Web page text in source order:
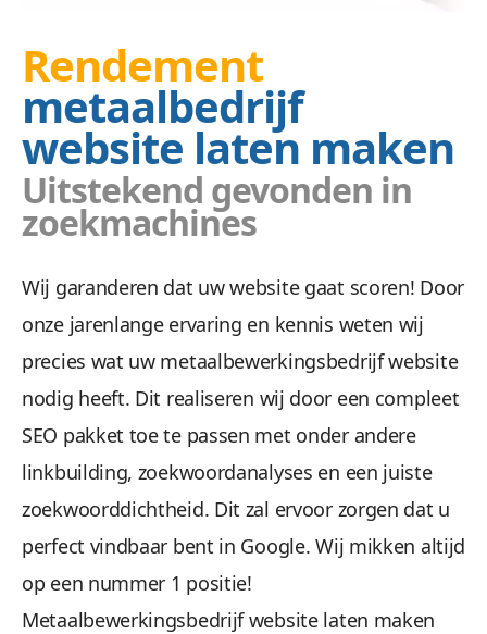
Rendement
metaalbedrijf
website laten maken
Uitstekend gevonden in
zoekmachines
Wij garanderen dat uw website gaat scoren! Door
onze jarenlange ervaring en kennis weten wij
precies wat uw metaalbewerkingsbedrijf website
nodig heeft. Dit realiseren wij door een compleet
SEO pakket toe te passen met onder andere
linkbuilding, zoekwoordanalyses en een juiste
zoekwoorddichtheid. Dit zal ervoor zorgen dat u
perfect vindbaar bent in Google. Wij mikken altijd
op een nummer 1 positie!
Metaalbewerkingsbedrijf website laten maken